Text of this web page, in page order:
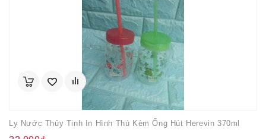
Ly Nước Thủy Tinh In Hình Thú Kèm Ống Hút Herevin 370ml